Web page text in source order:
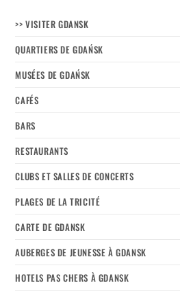
>> VISITER GDANSK
QUARTIERS DE GDAŃSK
MUSÉES DE GDAŃSK
CAFÉS
BARS
RESTAURANTS
CLUBS ET SALLES DE CONCERTS
PLAGES DE LA TRICITÉ
CARTE DE GDANSK
AUBERGES DE JEUNESSE À GDANSK
HOTELS PAS CHERS À GDANSK